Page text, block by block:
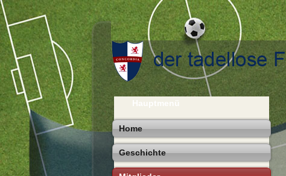
Hauptmenü
Home
Geschichte